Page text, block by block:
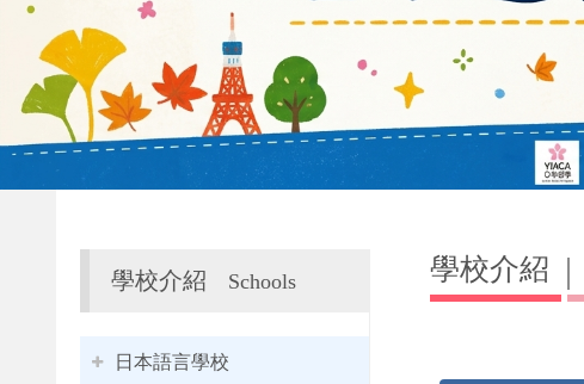
學校介紹 Schools
日本語言學校
學校介紹